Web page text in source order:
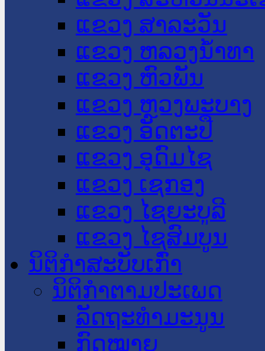
ແຂວງ ສາລະວັນ
ແຂວງ ຫລວງນໍ້າທາ
ແຂວງ ຫົວພັນ
ແຂວງ ຫຼວງພະບາງ
ແຂວງ ອັດຕະປື
ແຂວງ ອຸດົມໄຊ
ແຂວງ ເຊກອງ
ແຂວງ ໄຊຍະບູລີ
ແຂວງ ໄຊສົມບູນ
ນິຕິກໍາສະບັບເກົ່າ
ນິຕິກຳຕາມປະເພດ
ລັດຖະທໍາມະນູນ
ກົດໝາຍ